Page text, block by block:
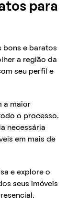
para
bons e baratos
a região da
seu perfil e
a maior
o processo.
necessária
em mais de
e explore o
seus imóveis